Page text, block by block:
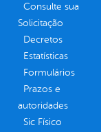
Consulte sua
Solicitação
Decretos
Estatísticas
Formulários
Prazos e
autoridades
Sic Físico